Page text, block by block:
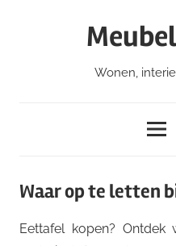
Wonen,
Waar op te letten
Eettafel kopen?